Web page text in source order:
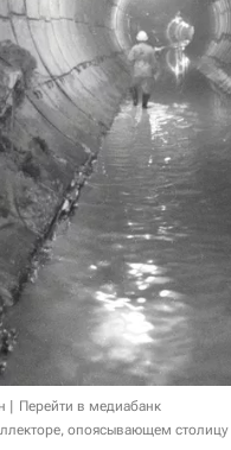
Перейти в медиабанк
опоясывающем столицу